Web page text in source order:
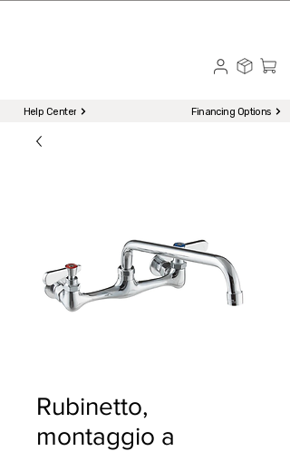
Help Center Financing Options
Rubinetto,
montaggio a